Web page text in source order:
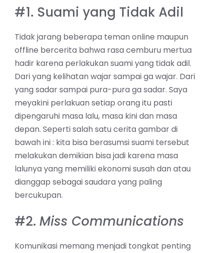
#1. Suami yang Tidak Adil
Tidak jarang beberapa teman online maupun
offline bercerita bahwa rasa cemburu mertua
hadir karena perlakukan suami yang tidak adil.
Dari yang kelihatan wajar sampai ga wajar. Dari
yang sadar sampai pura-pura ga sadar. Saya
meyakini perlakuan setiap orang itu pasti
dipengaruhi masa lalu, masa kini dan masa
depan. Seperti salah satu cerita gambar di
bawah ini : kita bisa berasumsi suami tersebut
melakukan demikian bisa jadi karena masa
lalunya yang memiliki ekonomi susah dan atau
dianggap sebagai saudara yang paling
bercukupan.
#2. Miss Communications
Komunikasi memang menjadi tongkat penting